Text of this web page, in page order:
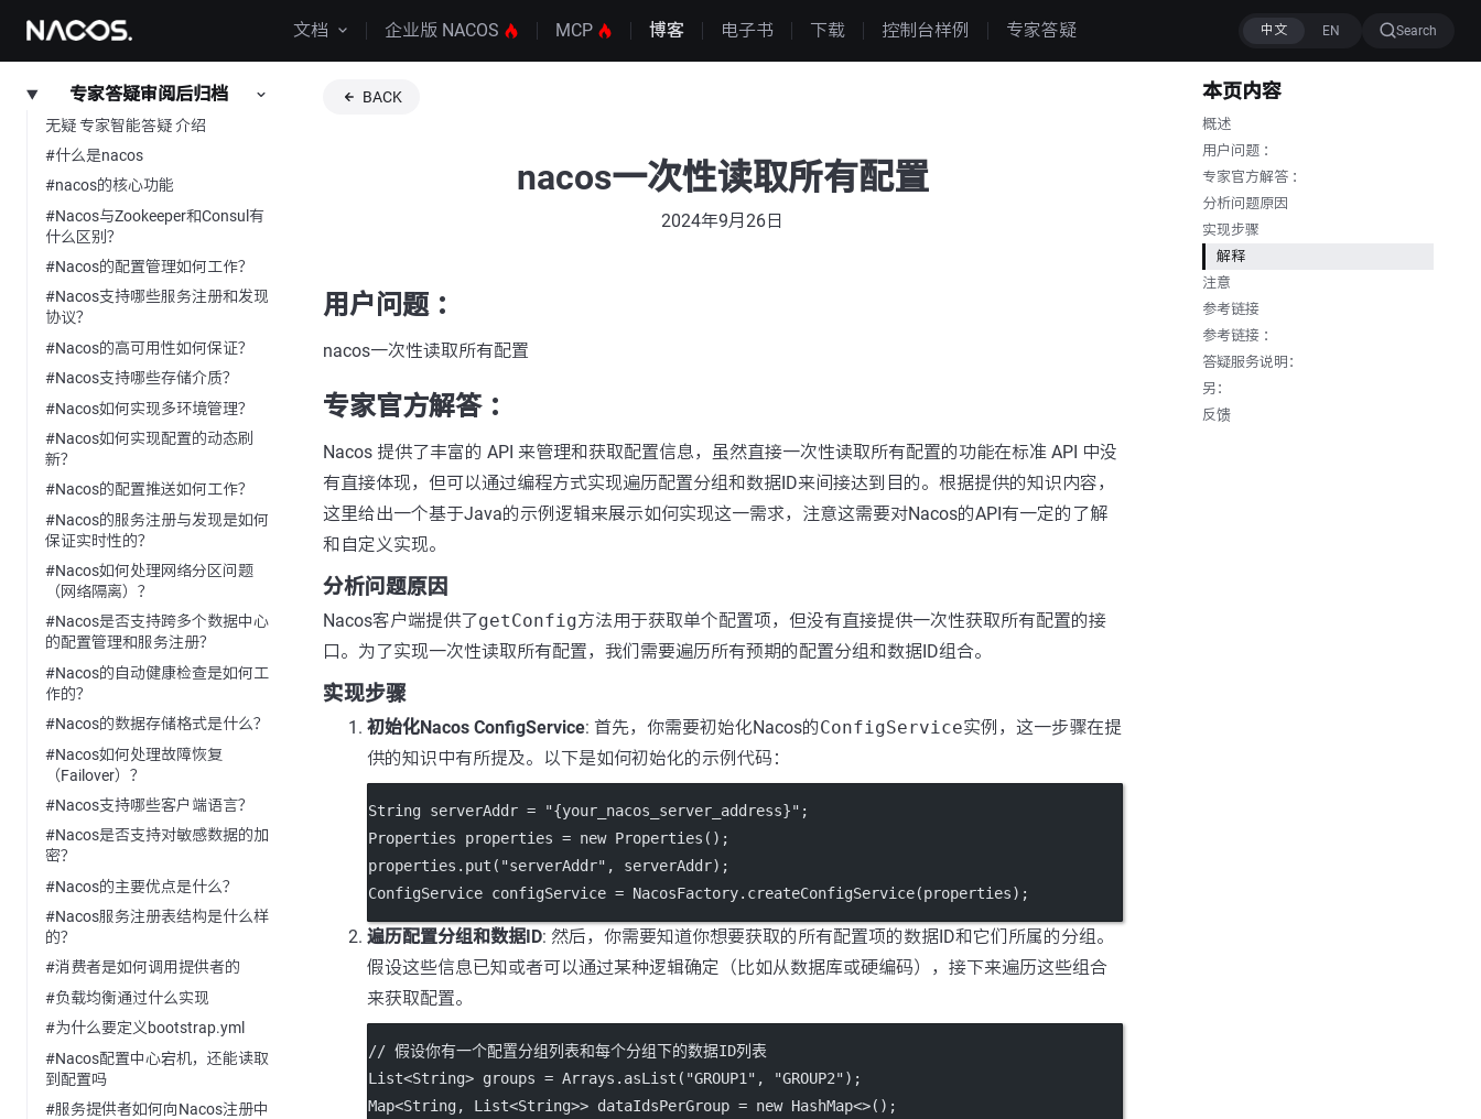
文档 企业版 NACOS MCP 博客 电子书 下载 控制台样例 专家答疑 Search
专家答疑审阅后归档
无疑 专家智能答疑 介绍
#什么是nacos
#nacos的核心功能
#Nacos与Zookeeper和Consul有
什么区别？
#Nacos的配置管理如何工作？
#Nacos支持哪些服务注册和发现
协议？
#Nacos的高可用性如何保证？
#Nacos支持哪些存储介质？
#Nacos如何实现多环境管理？
#Nacos如何实现配置的动态刷
新？
#Nacos的配置推送如何工作？
#Nacos的服务注册与发现是如何
保证实时性的？
#Nacos如何处理网络分区问题
（网络隔离）？
#Nacos是否支持跨多个数据中心
的配置管理和服务注册？
#Nacos的自动健康检查是如何工
作的？
#Nacos的数据存储格式是什么？
#Nacos如何处理故障恢复
（Failover）？
#Nacos支持哪些客户端语言？
#Nacos是否支持对敏感数据的加
密？
#Nacos的主要优点是什么？
#Nacos服务注册表结构是什么样
的？
#消费者是如何调用提供者的
#负载均衡通过什么实现
#为什么要定义bootstrap.yml
#Nacos配置中心宕机，还能读取
到配置吗
#服务提供者如何向Nacos注册中
BACK
nacos一次性读取所有配置
2024年9月26日
用户问题 ：
nacos一次性读取所有配置
专家官方解答 ：
Nacos 提供了丰富的 API 来管理和获取配置信息，虽然直接一次性读取所有配置的功能在标准 API 中没
有直接体现，但可以通过编程方式实现遍历配置分组和数据ID来间接达到目的。根据提供的知识内容，
这里给出一个基于Java的示例逻辑来展示如何实现这一需求，注意这需要对Nacos的API有一定的了解
和自定义实现。
分析问题原因
Nacos客户端提供了getConfig方法用于获取单个配置项，但没有直接提供一次性获取所有配置的接
口。为了实现一次性读取所有配置，我们需要遍历所有预期的配置分组和数据ID组合。
实现步骤
初始化Nacos ConfigService: 首先，你需要初始化Nacos的ConfigService实例，这一步骤在提
供的知识中有所提及。以下是如何初始化的示例代码：
String serverAddr = "{your_nacos_server_address}" ;
Properties properties = new Properties ();
properties. put ( "serverAddr" , serverAddr);
ConfigService configService = NacosFactory. createConfigService(properties);
遍历配置分组和数据ID: 然后，你需要知道你想要获取的所有配置项的数据ID和它们所属的分组。
假设这些信息已知或者可以通过某种逻辑确定（比如从数据库或硬编码），接下来遍历这些组合
来获取配置。
// 假设你有一个配置分组列表和每个分组下的数据ID列表
List<String> groups = Arrays. asList ( "GROUP1" , "GROUP2");
Map<String, List<String>> dataIdsPerGroup = new HashMap<>();
本页内容
概述
用户问题 ：
专家官方解答 ：
分析问题原因
实现步骤
解释
注意
参考链接
参考链接 ：
答疑服务说明：
另：
反馈